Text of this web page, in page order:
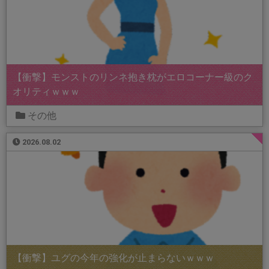
【衝撃】モンストのリンネ抱き枕がエロコーナー級のク
オリティｗｗｗ
その他
2026.08.02
【衝撃】ユグの今年の強化が止まらないｗｗｗ